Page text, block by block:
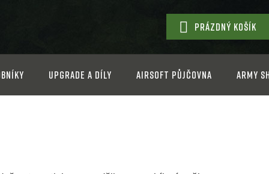
NÁKUPNÍ
KOŠÍK
PRÁZDNÝ KOŠÍK
Upgrade a díly Airsoft půjčovna Army